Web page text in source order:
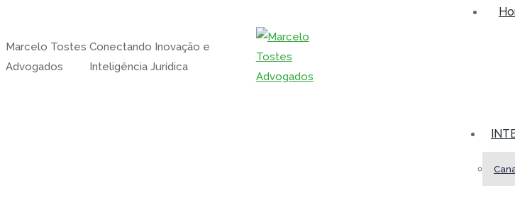
Marcelo Tostes
Advogados
Conectando Inovação e
Inteligência Jurídica